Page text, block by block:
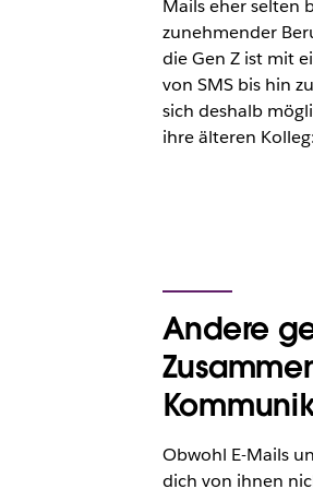
Mails eher selten
zunehmender
die Gen Z ist mit
von SMS bis hin
sich deshalb
ihre älteren
Andere
Obwohl E-Mails
dich von ihnen